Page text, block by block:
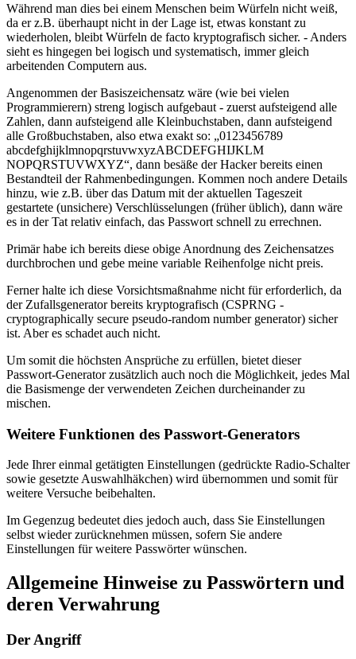
Während man dies bei einem Menschen beim Würfeln nicht weiß,
da er z.B. überhaupt nicht in der Lage ist, etwas konstant zu
wiederholen, bleibt Würfeln de facto kryptografisch sicher. - Anders
sieht es hingegen bei logisch und systematisch, immer gleich
arbeitenden Computern aus.
Angenommen der Basiszeichensatz wäre (wie bei vielen
Programmierern) streng logisch aufgebaut - zuerst aufsteigend alle
Zahlen, dann aufsteigend alle Kleinbuchstaben, dann aufsteigend
alle Großbuchstaben, also etwa exakt so:
0123456789
abcdefghijklmnopqrstuvwxyzABCDEFGHIJKLM
NOPQRSTUVWXYZ , dann besäße der Hacker bereits einen
Bestandteil der Rahmenbedingungen. Kommen noch andere Details
hinzu, wie z.B. über das Datum mit der aktuellen Tageszeit
gestartete (unsichere) Verschlüsselungen (früher üblich), dann wäre
es in der Tat relativ einfach, das Passwort schnell zu errechnen.
Primär habe ich bereits diese obige Anordnung des Zeichensatzes
durchbrochen und gebe meine variable Reihenfolge nicht preis.
Ferner halte ich diese Vorsichtsmaßnahme nicht für erforderlich, da
der Zufallsgenerator bereits kryptografisch (CSPRNG -
cryptographically secure pseudo-random number generator) sicher
ist. Aber es schadet auch nicht.
Um somit die höchsten Ansprüche zu erfüllen, bietet dieser
Passwort-Generator zusätzlich auch noch die Möglichkeit, jedes Mal
die Basismenge der verwendeten Zeichen durcheinander zu
mischen.
Weitere Funktionen des Passwort-Generators
Jede Ihrer einmal getätigten Einstellungen (gedrückte Radio-Schalter
sowie gesetzte Auswahlhäkchen) wird übernommen und somit für
weitere Versuche beibehalten.
Im Gegenzug bedeutet dies jedoch auch, dass Sie Einstellungen
selbst wieder zurücknehmen müssen, sofern Sie andere
Einstellungen für weitere Passwörter wünschen.
Allgemeine Hinweise zu Passwörtern und
deren Verwahrung
Der Angriff